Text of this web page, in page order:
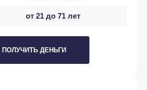
от 21 до 71 лет
ПОЛУЧИТЬ ДЕНЬГИ